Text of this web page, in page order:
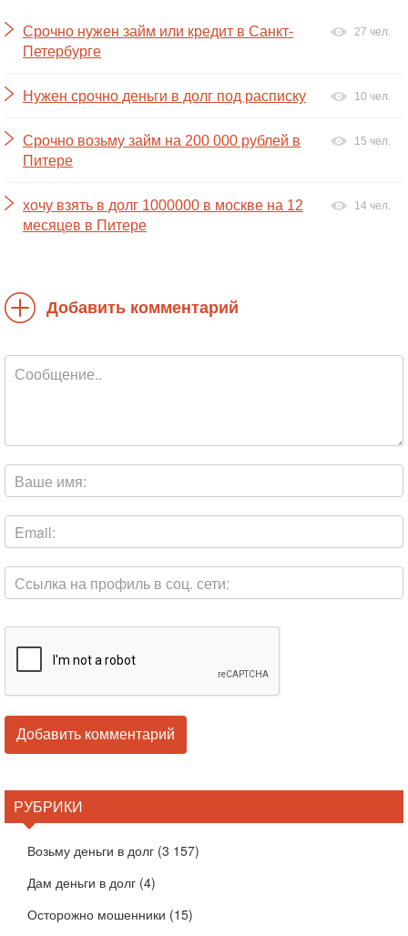
Срочно нужен займ или кредит в Санкт-
Петербурге
27 чел.
Нужен срочно деньги в долг под расписку 10 чел.
Срочно возьму займ на 200 000 рублей в
Питере
15 чел.
хочу взять в долг 1000000 в москве на 12
месяцев в Питере
14 чел.
Добавить комментарий
РУБРИКИ
Возьму деньги в долг (3 157)
Дам деньги в долг (4)
Осторожно мошенники (15)